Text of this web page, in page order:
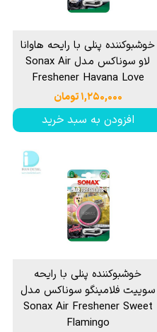
خوشبوكننده پنلی با رایحه هاوانا
لاو سوناكس مدل Sonax Air
Freshener Havana Love
۱,۲۵۰,۰۰۰ تومان
افزودن به سبد خرید
خوشبوكننده پنلی با رایحه
سوییت فلامینگو سوناكس مدل
Sonax Air Freshener Sweet
Flamingo